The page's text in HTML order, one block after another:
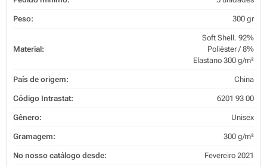
Peso: 300 gr
Material:
Soft Shell. 92%
Poliéster / 8%
Elastano 300 g/m²
País de origem: China
Código Intrastat: 6201 93 00
Gênero: Unisex
Gramagem: 300 g/m²
No nosso catálogo desde: Fevereiro 2021